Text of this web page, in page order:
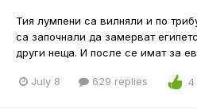
Тия лумпени са вилняли и по
са започнали да замерват
други неща. И после се имат за
July 8 629 replies 4